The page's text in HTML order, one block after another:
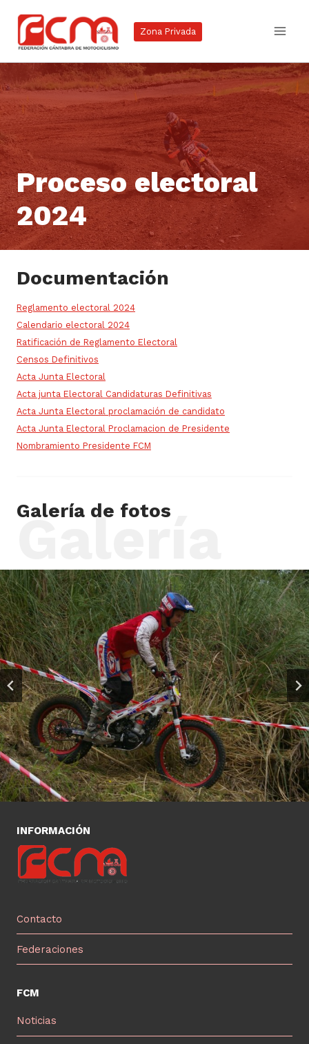
contenido
Zona Privada
Proceso electoral
2024
Documentación
Reglamento electoral 2024
Calendario electoral 2024
Ratificación de Reglamento Electoral
Censos Definitivos
Acta Junta Electoral
Acta junta Electoral Candidaturas Definitivas
Acta Junta Electoral proclamación de candidato
Acta Junta Electoral Proclamacion de Presidente
Nombramiento Presidente FCM
Galería de fotos
Galería
INFORMACIÓN
Contacto
Federaciones
FCM
Noticias